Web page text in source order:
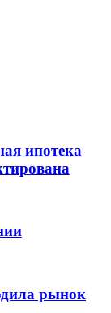
ипотека
рынок